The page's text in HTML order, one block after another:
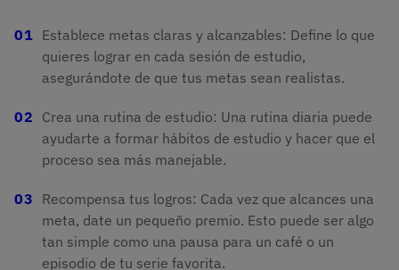
Establece metas claras y alcanzables: Define lo que
quieres lograr en cada sesión de estudio,
asegurándote de que tus metas sean realistas.
Crea una rutina de estudio: Una rutina diaria puede
ayudarte a formar hábitos de estudio y hacer que el
proceso sea más manejable.
Recompensa tus logros: Cada vez que alcances una
meta, date un pequeño premio. Esto puede ser algo
tan simple como una pausa para un café o un
episodio de tu serie favorita.